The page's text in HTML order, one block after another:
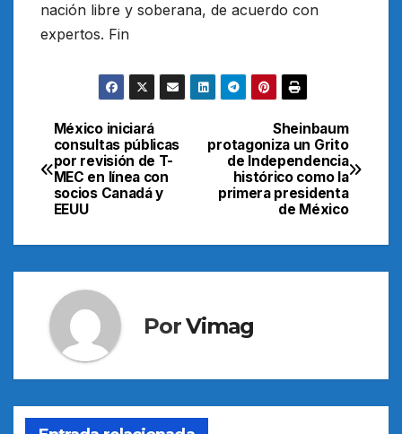
nación libre y soberana, de acuerdo con
expertos. Fin
Navegación
de
entradas
Sheinbaum
protagoniza un Grito
de Independencia
histórico como la
primera presidenta
de México
México iniciará
consultas públicas
por revisión de T-
MEC en línea con
socios Canadá y
EEUU
PorVimag